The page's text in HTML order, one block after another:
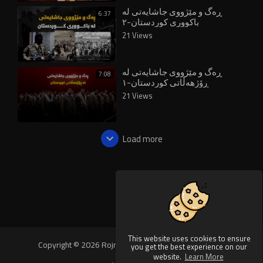
This website uses cookies to ensure
you get the best experience on our
website. Learn More
6:37 ڕەگ و مێژووی جاشایەتی لە
باکووری کوردستان-٢
21 Views
7:08 ڕەگ و مێژووی جاشایەتی لە
ڕۆژهەڵاتی کوردستان-١
21 Views
Load more
Copyright © 2026 Rojnews Video. All rights reserved.